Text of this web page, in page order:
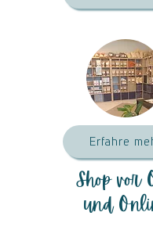
Erfahre
Shop vor
und